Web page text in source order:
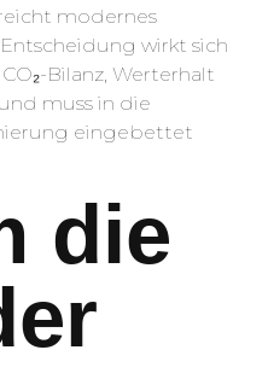
modernes
wirkt sich
Bilanz, Werterhalt
muss in die
eingebettet
die